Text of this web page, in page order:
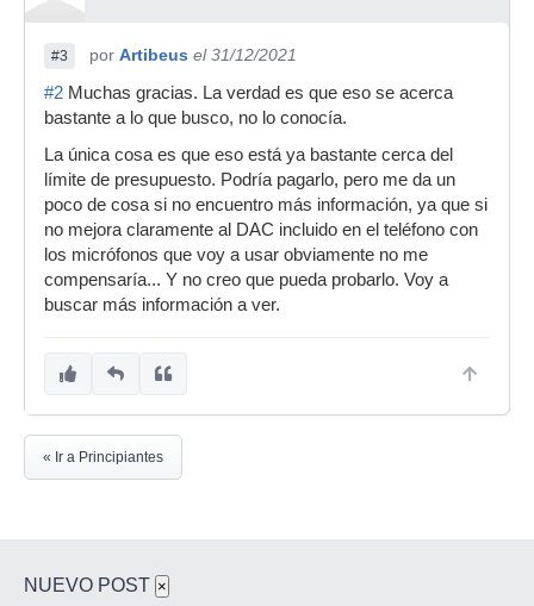
#3 por Artibeus el 31/12/2021
#2 Muchas gracias. La verdad es que eso se acerca
bastante a lo que busco, no lo conocía.
La única cosa es que eso está ya bastante cerca del
límite de presupuesto. Podría pagarlo, pero me da un
poco de cosa si no encuentro más información, ya que si
no mejora claramente al DAC incluido en el teléfono con
los micrófonos que voy a usar obviamente no me
compensaría... Y no creo que pueda probarlo. Voy a
buscar más información a ver.
« Ir a Principiantes
NUEVO POST ×